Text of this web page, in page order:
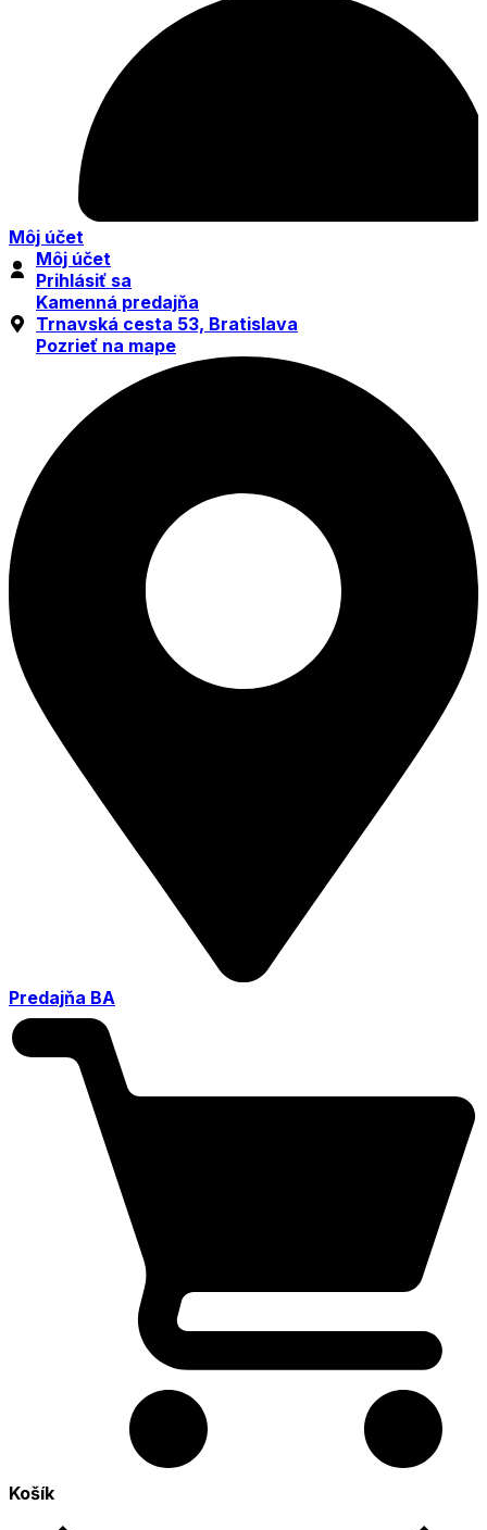
Môj účet
Môj účet
Prihlásiť sa
Kamenná predajňa
Trnavská cesta 53, Bratislava
Pozrieť na mape
Predajňa BA
Košík